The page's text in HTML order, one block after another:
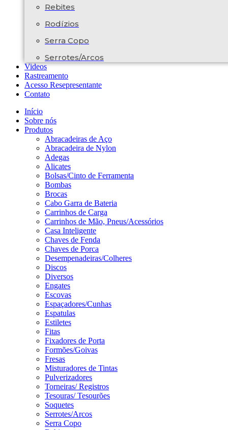
Rebites
Rodízios
Serra Copo
Serrotes/Arcos
Videos
Rastreamento
Acesso Resepresentante
Contato
Início
Sobre nós
Produtos
Abracadeiras de Aço
Abracadeira de Nylon
Adegas
Alicates
Bolsas/Cinto de Ferramenta
Bombas
Brocas
Cabo Garra de Bateria
Carrinhos de Carga
Carrinhos de Mão, Pneus/Acessórios
Casa Inteligente
Chaves de Fenda
Chaves de Porca
Desempenadeiras/Colheres
Discos
Diversos
Engates
Escovas
Espaçadores/Cunhas
Espatulas
Estiletes
Fitas
Fixadores de Porta
Formões/Goivas
Fresas
Misturadores de Tintas
Pulverizadores
Torneiras/ Registros
Tesouras/ Tesourões
Soquetes
Serrotes/Arcos
Serra Copo